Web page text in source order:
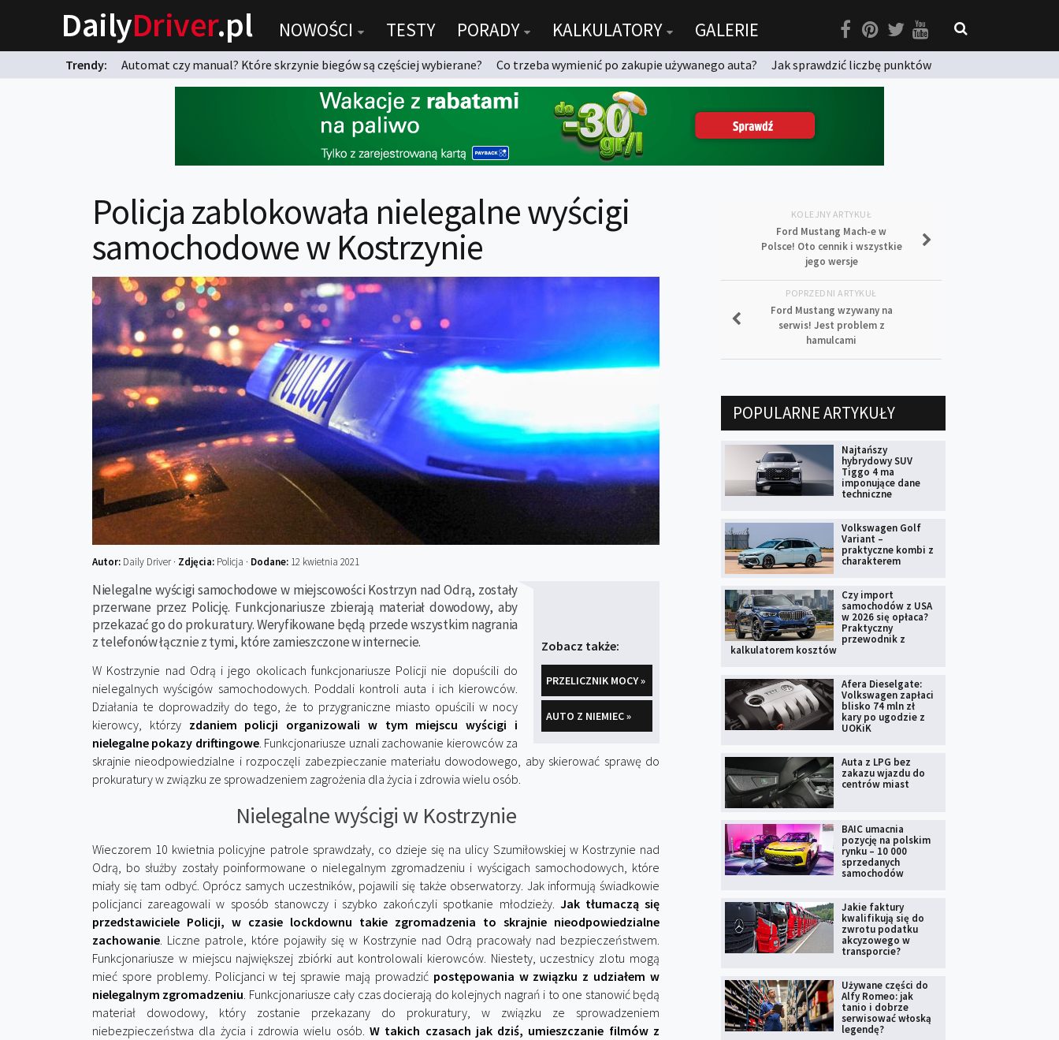
DailyDriver.pl NOWOŚCI TESTY PORADY KALKULATORY GALERIE
Trendy: Automat czy manual? Które skrzynie biegów są częściej wybierane? Co trzeba wymienić po zakupie używanego auta?
Jak sprawdzić liczbę punktów
Policja zablokowała nielegalne wyścigi
samochodowe w Kostrzynie
Autor: Daily Driver · Zdjęcia: Policja · Dodane: 12 kwietnia 2021
Zobacz także:
PRZELICZNIK MOCY »
AUTO Z NIEMIEC »
Nielegalne wyścigi samochodowe w miejscowości Kostrzyn nad Odrą, zostały
przerwane przez Policję. Funkcjonariusze zbierają materiał dowodowy, aby
przekazać go do prokuratury. Weryfikowane będą przede wszystkim nagrania
z telefonów łącznie z tymi, które zamieszczone w internecie.
W Kostrzynie nad Odrą i jego okolicach funkcjonariusze Policji nie dopuścili do
nielegalnych wyścigów samochodowych. Poddali kontroli auta i ich kierowców.
Działania te doprowadziły do tego, że to przygraniczne miasto opuścili w nocy
kierowcy, którzy zdaniem policji organizowali w tym miejscu wyścigi i
nielegalne pokazy driftingowe. Funkcjonariusze uznali zachowanie kierowców za
skrajnie nieodpowiedzialne i rozpoczęli zabezpieczanie materiału dowodowego, aby skierować sprawę do
prokuratury w związku ze sprowadzeniem zagrożenia dla życia i zdrowia wielu osób.
Nielegalne wyścigi w Kostrzynie
Wieczorem 10 kwietnia policyjne patrole sprawdzały, co dzieje się na ulicy Szumiłowskiej w Kostrzynie nad
Odrą, bo służby zostały poinformowane o nielegalnym zgromadzeniu i wyścigach samochodowych, które
miały się tam odbyć. Oprócz samych uczestników, pojawili się także obserwatorzy. Jak informują świadkowie
policjanci zareagowali w sposób stanowczy i szybko zakończyli spotkanie młodzieży. Jak tłumaczą się
przedstawiciele Policji, w czasie lockdownu takie zgromadzenia to skrajnie nieodpowiedzialne
zachowanie. Liczne patrole, które pojawiły się w Kostrzynie nad Odrą pracowały nad bezpieczeństwem.
Funkcjonariusze w miejscu największej zbiórki aut kontrolowali kierowców. Niestety, uczestnicy zlotu mogą
mieć spore problemy. Policjanci w tej sprawie mają prowadzić postępowania w związku z udziałem w
nielegalnym zgromadzeniu. Funkcjonariusze cały czas docierają do kolejnych nagrań i to one stanowić będą
materiał dowodowy, który zostanie przekazany do prokuratury, w związku ze sprowadzeniem
niebezpieczeństwa dla życia i zdrowia wielu osób. W takich czasach jak dziś, umieszczanie filmów z
KOLEJNY ARTYKUŁ
Ford Mustang Mach-e w
Polsce! Oto cennik i wszystkie
jego wersje
POPRZEDNI ARTYKUŁ
Ford Mustang wzywany na
serwis! Jest problem z
hamulcami
POPULARNE ARTYKUŁY
Najtańszy
hybrydowy SUV
Tiggo 4 ma
imponujące dane
techniczne
Volkswagen Golf
Variant –
praktyczne kombi z
charakterem
Czy import
samochodów z USA
w 2026 się opłaca?
Praktyczny
przewodnik z
kalkulatorem kosztów
Afera Dieselgate:
Volkswagen zapłaci
blisko 74 mln zł
kary po ugodzie z
UOKiK
Auta z LPG bez
zakazu wjazdu do
centrów miast
BAIC umacnia
pozycję na polskim
rynku – 10 000
sprzedanych
samochodów
Jakie faktury
kwalifikują się do
zwrotu podatku
akcyzowego w
transporcie?
Używane części do
Alfy Romeo: jak
tanio i dobrze
serwisować włoską
legendę?